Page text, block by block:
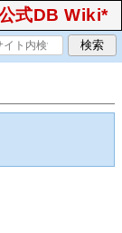
式DB Wiki*